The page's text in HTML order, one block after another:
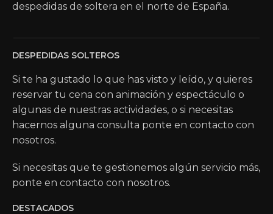
despedidas de soltera en el norte de España.
DESPEDIDAS SOLTEROS
Si te ha gustado lo que has visto y leído, y quieres
reservar tu cena con animación y espectáculo o
algunas de nuestras actividades, o si necesitas
hacernos alguna consulta ponte en contacto con
nosotros.
Si necesitas que te gestionemos algún servicio más,
ponte en contacto con nosotros.
DESTACADOS